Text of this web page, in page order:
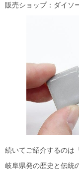
販売ショップ：ダイソ
続いてご紹介するのは
岐阜県発の歴史と伝統